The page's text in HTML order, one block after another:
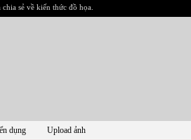
sẻ về kiến thức đồ họa.
dụng Upload ảnh